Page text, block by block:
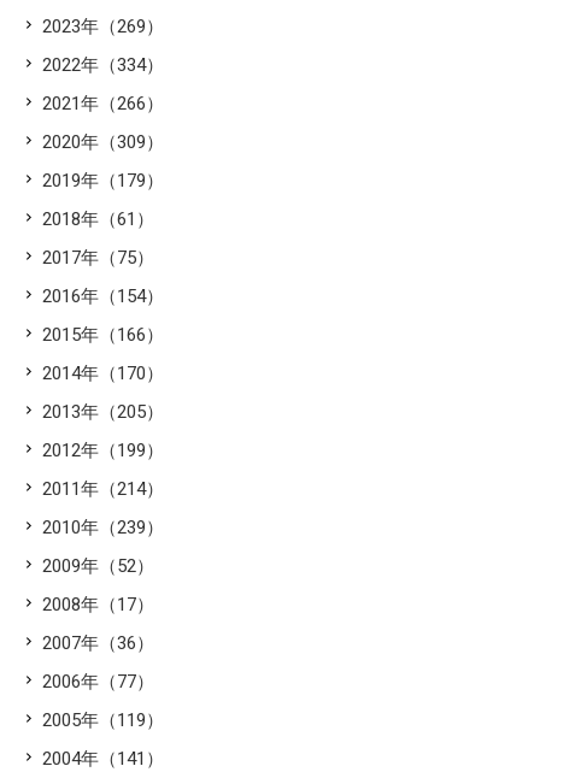
2023年（269）
2022年（334）
2021年（266）
2020年（309）
2019年（179）
2018年（61）
2017年（75）
2016年（154）
2015年（166）
2014年（170）
2013年（205）
2012年（199）
2011年（214）
2010年（239）
2009年（52）
2008年（17）
2007年（36）
2006年（77）
2005年（119）
2004年（141）